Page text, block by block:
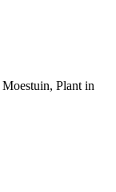
Plant in